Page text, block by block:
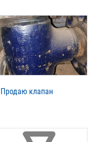
Продаю клапан